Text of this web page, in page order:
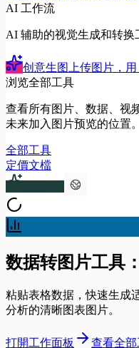
AI 工作流
AI 辅助的视觉生成和转换
创意生图 上传图片，
浏览全部工具
查看所有图片、数据、视
未来加入图片预览的位置。
全部工具
定價文檔
数据转图片工具
粘贴表格数据，快速生成
分析的清晰图表图片。
打開工作面板
查看全